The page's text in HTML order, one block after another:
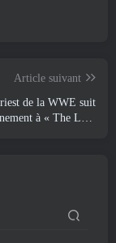
Article suivant
de la WWE suit
à « The Loot